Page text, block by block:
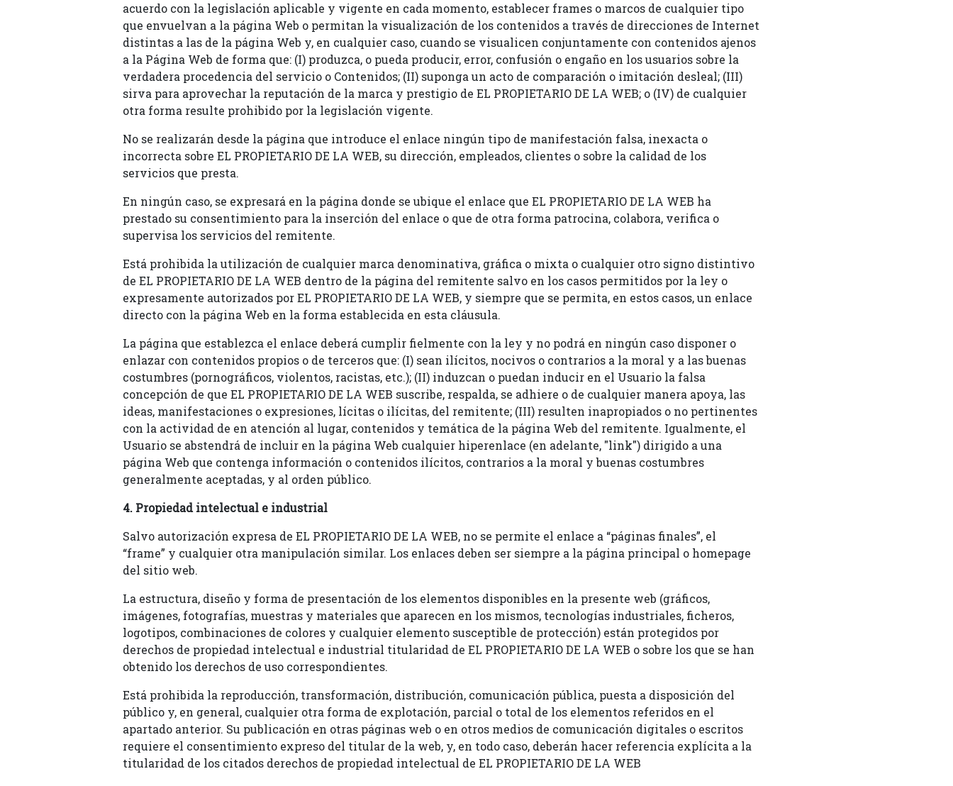
acuerdo con la legislación aplicable y vigente en cada momento, establecer frames o marcos de cualquier tipo
que envuelvan a la página Web o permitan la visualización de los contenidos a través de direcciones de Internet
distintas a las de la página Web y, en cualquier caso, cuando se visualicen conjuntamente con contenidos ajenos
a la Página Web de forma que: (I) produzca, o pueda producir, error, confusión o engaño en los usuarios sobre la
verdadera procedencia del servicio o Contenidos; (II) suponga un acto de comparación o imitación desleal; (III)
sirva para aprovechar la reputación de la marca y prestigio de EL PROPIETARIO DE LA WEB; o (IV) de cualquier
otra forma resulte prohibido por la legislación vigente.
No se realizarán desde la página que introduce el enlace ningún tipo de manifestación falsa, inexacta o
incorrecta sobre EL PROPIETARIO DE LA WEB, su dirección, empleados, clientes o sobre la calidad de los
servicios que presta.
En ningún caso, se expresará en la página donde se ubique el enlace que EL PROPIETARIO DE LA WEB ha
prestado su consentimiento para la inserción del enlace o que de otra forma patrocina, colabora, verifica o
supervisa los servicios del remitente.
Está prohibida la utilización de cualquier marca denominativa, gráfica o mixta o cualquier otro signo distintivo
de EL PROPIETARIO DE LA WEB dentro de la página del remitente salvo en los casos permitidos por la ley o
expresamente autorizados por EL PROPIETARIO DE LA WEB, y siempre que se permita, en estos casos, un enlace
directo con la página Web en la forma establecida en esta cláusula.
La página que establezca el enlace deberá cumplir fielmente con la ley y no podrá en ningún caso disponer o
enlazar con contenidos propios o de terceros que: (I) sean ilícitos, nocivos o contrarios a la moral y a las buenas
costumbres (pornográficos, violentos, racistas, etc.); (II) induzcan o puedan inducir en el Usuario la falsa
concepción de que EL PROPIETARIO DE LA WEB suscribe, respalda, se adhiere o de cualquier manera apoya, las
ideas, manifestaciones o expresiones, lícitas o ilícitas, del remitente; (III) resulten inapropiados o no pertinentes
con la actividad de en atención al lugar, contenidos y temática de la página Web del remitente. Igualmente, el
Usuario se abstendrá de incluir en la página Web cualquier hiperenlace (en adelante, "link") dirigido a una
página Web que contenga información o contenidos ilícitos, contrarios a la moral y buenas costumbres
generalmente aceptadas, y al orden público.
4. Propiedad intelectual e industrial
Salvo autorización expresa de EL PROPIETARIO DE LA WEB, no se permite el enlace a “páginas finales”, el
“frame” y cualquier otra manipulación similar. Los enlaces deben ser siempre a la página principal o homepage
del sitio web.
La estructura, diseño y forma de presentación de los elementos disponibles en la presente web (gráficos,
imágenes, fotografías, muestras y materiales que aparecen en los mismos, tecnologías industriales, ficheros,
logotipos, combinaciones de colores y cualquier elemento susceptible de protección) están protegidos por
derechos de propiedad intelectual e industrial titularidad de EL PROPIETARIO DE LA WEB o sobre los que se han
obtenido los derechos de uso correspondientes.
Está prohibida la reproducción, transformación, distribución, comunicación pública, puesta a disposición del
público y, en general, cualquier otra forma de explotación, parcial o total de los elementos referidos en el
apartado anterior. Su publicación en otras páginas web o en otros medios de comunicación digitales o escritos
requiere el consentimiento expreso del titular de la web, y, en todo caso, deberán hacer referencia explícita a la
titularidad de los citados derechos de propiedad intelectual de EL PROPIETARIO DE LA WEB